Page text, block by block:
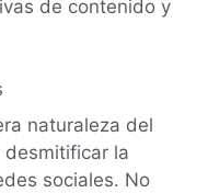
de contenido y
naturaleza del
desmitificar la
sociales. No